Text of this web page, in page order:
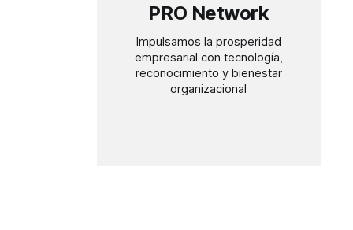
PRO Network
Impulsamos la prosperidad
empresarial con tecnología,
reconocimiento y bienestar
organizacional